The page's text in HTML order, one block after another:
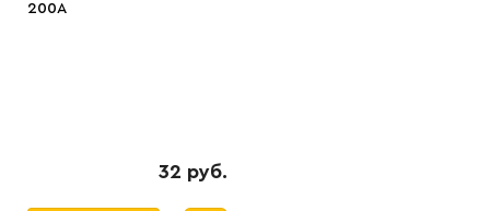
200А
32 руб.